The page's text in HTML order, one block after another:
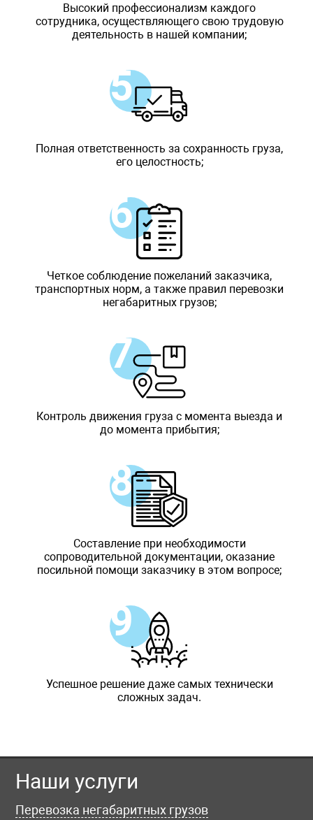
Высокий профессионализм каждого
сотрудника, осуществляющего свою трудовую
деятельность в нашей компании;
Полная ответственность за сохранность груза,
его целостность;
Четкое соблюдение пожеланий заказчика,
транспортных норм, а также правил перевозки
негабаритных грузов;
Контроль движения груза с момента выезда и
до момента прибытия;
Составление при необходимости
сопроводительной документации, оказание
посильной помощи заказчику в этом вопросе;
Успешное решение даже самых технически
сложных задач.
Наши услуги
Перевозка негабаритных грузов